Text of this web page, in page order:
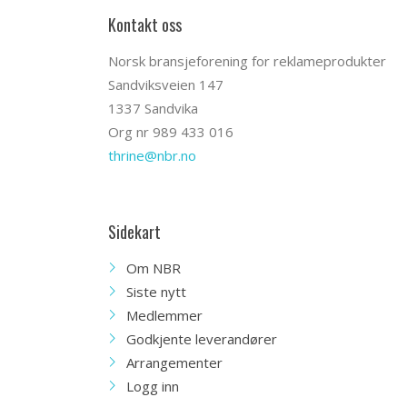
Kontakt oss
Norsk bransjeforening for reklameprodukter
Sandviksveien 147
1337 Sandvika
Org nr 989 433 016
thrine@nbr.no
Sidekart
Om NBR
Siste nytt
Medlemmer
Godkjente leverandører
Arrangementer
Logg inn